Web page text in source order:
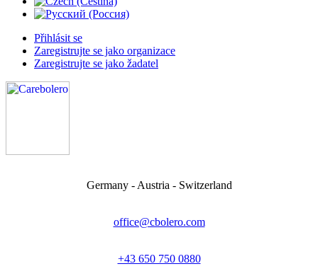
Přihlásit se
Zaregistrujte se jako organizace
Zaregistrujte se jako žadatel
Germany - Austria - Switzerland
office@cbolero.com
+43 650 750 0880